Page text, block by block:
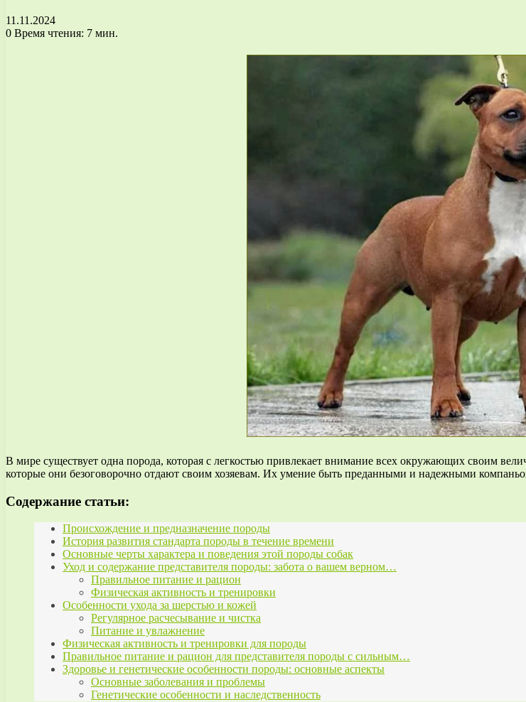
11.11.2024
0 Время чтения: 7 мин.
В мире существует одна порода, которая с легкостью привлекает внимание всех окружающих своим
которые они безоговорочно отдают своим хозяевам. Их умение быть преданными и надежными
Содержание статьи:
Происхождение и предназначение породы
История развития стандарта породы в течение времени
Основные черты характера и поведения этой породы собак
Уход и содержание представителя породы: забота о вашем верном…
Правильное питание и рацион
Физическая активность и тренировки
Особенности ухода за шерстью и кожей
Регулярное расчесывание и чистка
Питание и увлажнение
Физическая активность и тренировки для породы
Правильное питание и рацион для представителя породы с сильным…
Здоровье и генетические особенности породы: основные аспекты
Основные заболевания и проблемы
Генетические особенности и наследственность